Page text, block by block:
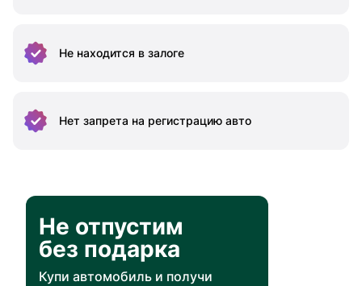
Не находится в залоге
Нет запрета на регистрацию авто
Не отпустим
без подарка
Купи автомобиль и получи